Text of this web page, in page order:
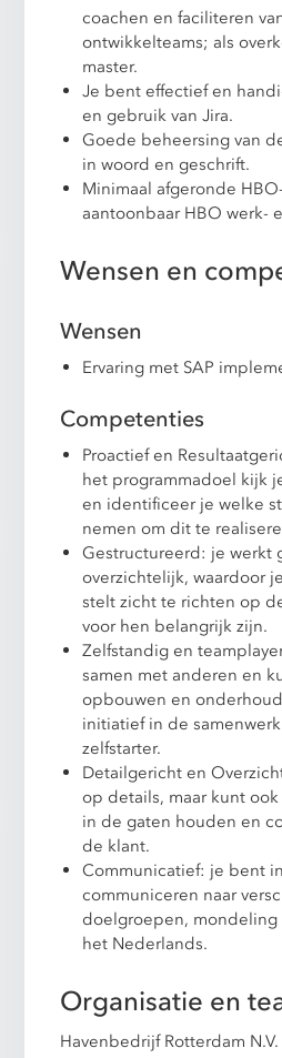
coachen en faciliteren
ontwikkelteams; als
master.
Je bent effectief en
en gebruik van Jira.
Goede beheersing van
in woord en geschrift.
Minimaal afgeronde
aantoonbaar HBO werk-
Wensen en
Wensen
Ervaring met SAP
Competenties
Proactief en
het programmadoel kijk
en identificeer je welke
nemen om dit te
Gestructureerd: je werkt
overzichtelijk, waardoor
stelt zicht te richten op
voor hen belangrijk zijn.
Zelfstandig en
samen met anderen en
opbouwen en
initiatief in de
zelfstarter.
Detailgericht en
op details, maar kunt
in de gaten houden en
de klant.
Communicatief: je bent
communiceren naar
doelgroepen, mondeling
het Nederlands.
Organisatie en
Havenbedrijf Rotterdam N.V.